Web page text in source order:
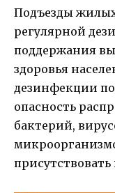
Подъезды
регулярной
поддержания
здоровья
дезинфекции
опасность
бактерий,